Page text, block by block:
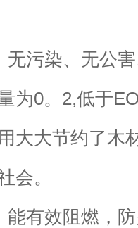
无污染、无公
为0。2,低于
大大节约了木
会。
能有效阻燃，